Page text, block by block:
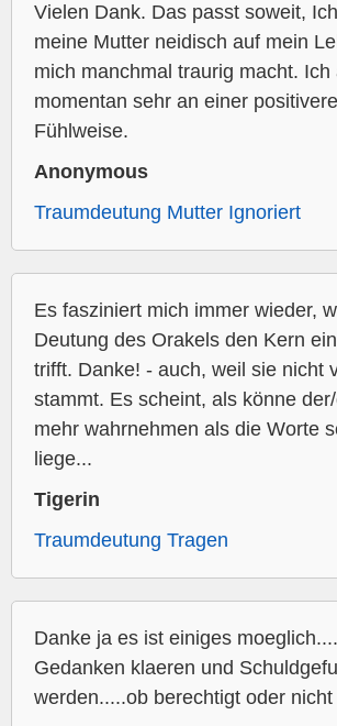
Vielen Dank. Das passt soweit,
meine Mutter neidisch auf mein
mich manchmal traurig macht. Ich
momentan sehr an einer
Fühlweise.
Anonymous
Traumdeutung Mutter Ignoriert
Es fasziniert mich immer wieder,
Deutung des Orakels den Kern
trifft. Danke! - auch, weil sie nicht
stammt. Es scheint, als könne
mehr wahrnehmen als die Worte
liege...
Tigerin
Traumdeutung Tragen
Danke ja es ist einiges
Gedanken klaeren und
werden.....ob berechtigt oder nicht